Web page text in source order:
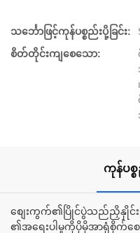
သင်္ဘောဖြင့်ကုန်ပစ္စည်းပို့ခြင်း:
စိတ်တိုင်းကျစေသော:
ကုန်ပစ္
စျေးကွက်၏ပြိုင်ပွဲသည်ညှိနှိုင်းခ
၏အရေးပါမှုကိုပိုမိုအာရုံစိုက်စ